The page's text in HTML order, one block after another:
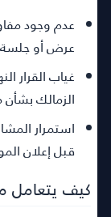
عدم وجود
عرض أو جلسة
غياب القرار
الزمالك
استمرار
قبل إعلان
كيف يتعامل